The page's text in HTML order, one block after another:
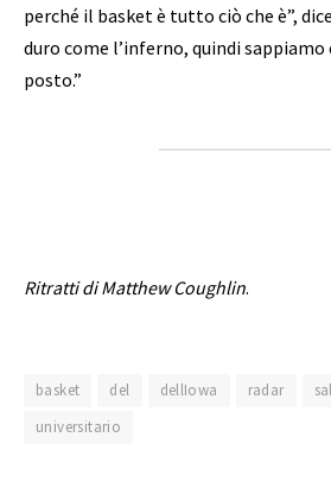
perché il basket è tutto ciò che è”,
duro come l’inferno, quindi
posto.”
Ritratti di Matthew Coughlin.
basket del dellIowa radar
universitario